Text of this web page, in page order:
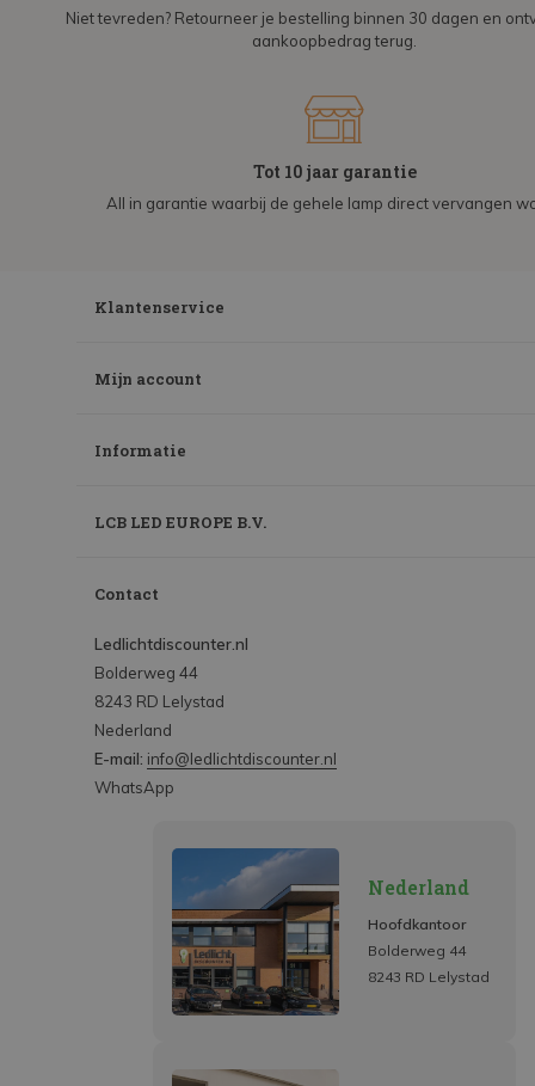
Niet tevreden? Retourneer je bestelling binnen 30 dagen en
aankoopbedrag terug.
Tot 10 jaar garantie
All in garantie waarbij de gehele lamp direct vervangen
Klantenservice
Mijn account
Informatie
LCB LED EUROPE B.V.
Contact
Ledlichtdiscounter.nl
Bolderweg 44
8243 RD Lelystad
Nederland
E-mail: info@ledlichtdiscounter.nl
WhatsApp
Nederland
Hoofdkantoor
Bolderweg 44
8243 RD Lelystad